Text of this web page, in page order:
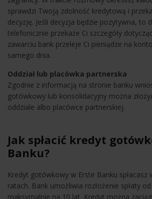
sprawdzi Twoją zdolność kredytową i
decyzję. Jeśli decyzja będzie pozytywna, to
telefonicznie przekaże Ci szczegóły
zawarciu bank przeleje Ci pieniądze na
samego dnia.
Oddział lub placówka partnerska
Zgodnie z informacją na stronie banku
gotówkowy lub konsolidacyjny można
oddziale albo placówce partnerskiej.
Jak spłacić kredyt
Banku?
Kredyt gotówkowy w Erste Banku spłacasz
ratach. Bank umożliwia rozłożenie spłaty
maksymalnie na 10 lat. Kredyt można